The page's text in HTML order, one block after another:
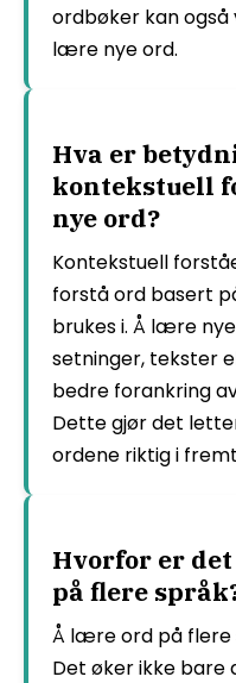
ordbøker kan
lære nye ord.
Hva er
kontekstuell
nye ord?
Kontekstuell
forstå ord basert
brukes i. Å lære
setninger, tekster
bedre forankring
Dette gjør det
ordene riktig i
Hvorfor er
på flere
Å lære ord på flere
Det øker ikke